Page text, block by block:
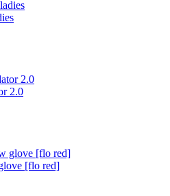
2.0
[flo red]